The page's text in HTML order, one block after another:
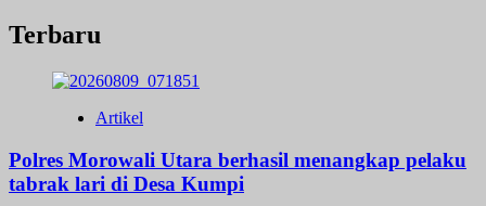
Terbaru
Artikel
Polres Morowali Utara berhasil menangkap pelaku
tabrak lari di Desa Kumpi